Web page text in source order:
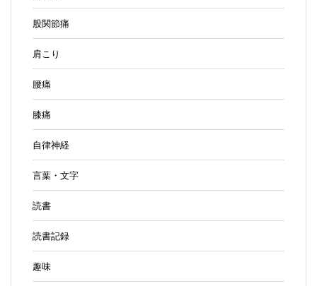
股関節痛
肩こり
腰痛
膝痛
自律神経
言葉・文字
読書
読書記録
趣味